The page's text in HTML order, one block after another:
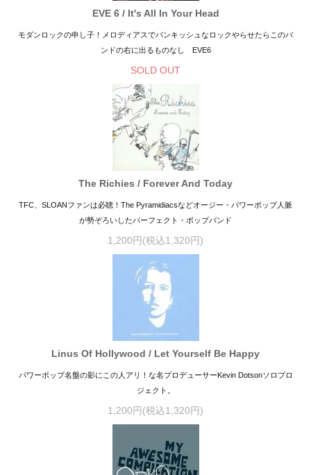
EVE 6 / It's All In Your Head
モダンロックの申し子！メロディアスでパンキッシュなロックやらせたらこのバ
ンドの右に出るものなし EVE6
SOLD OUT
The Richies / Forever And Today
TFC、SLOANファンは必聴！The Pyramidiacsなどオージー・パワーポップ人脈
が勢ぞろいしたパーフェクト・ポップバンド
1,200円(税込1,320円)
Linus Of Hollywood / Let Yourself Be Happy
パワーポップ名盤の影にこの人アリ！な名プロデューサーKevin Dotsonソロプロ
ジェクト。
1,200円(税込1,320円)